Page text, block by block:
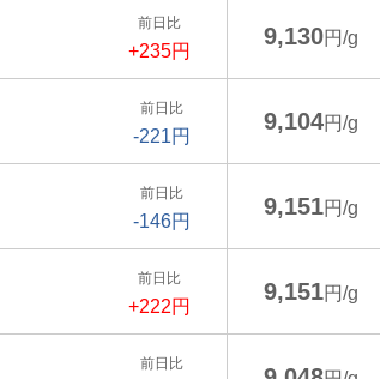
前日比
+235円
9,130円/g
前日比
-221円
9,104円/g
前日比
-146円
9,151円/g
前日比
+222円
9,151円/g
前日比